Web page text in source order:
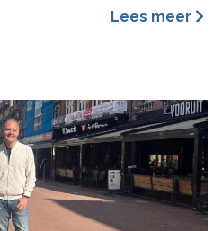
In deze blog benoem ik de
Lees meer